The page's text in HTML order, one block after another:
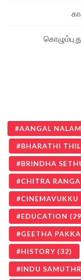
கொழும்பு
AANGAL NALAM
BHARATHI
BRINDHA
CHITRA
CINEMAVUKKU
EDUCATION
GEETHA
HISTORY (32)
INDU